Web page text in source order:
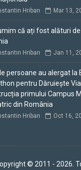
Hriban Mar 13,
că ați fost alături
Hriban Jan 11,
persoane au alergat la
pentru Dăruiește
primului Campus
din România
Hriban Oct 16,
© 2011 - 2026.